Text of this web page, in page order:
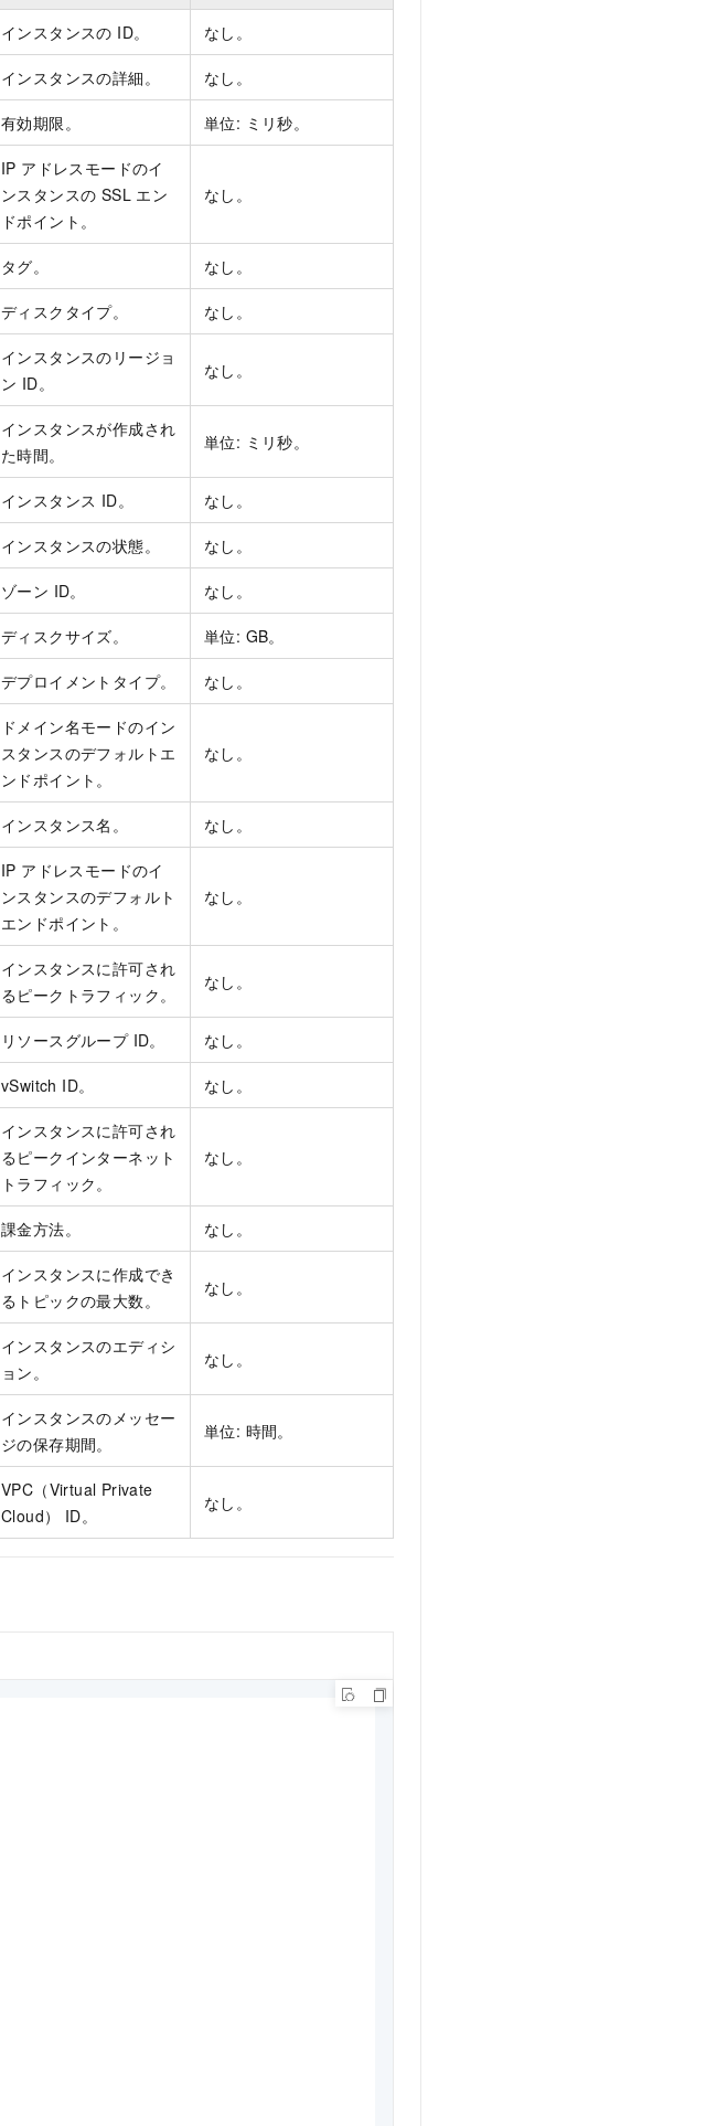
インスタンスの ID。 なし。
インスタンスの詳細。 なし。
有効期限。 単位: ミリ秒。
IP アドレスモードのイ
ンスタンスの SSL エン
ドポイント。
なし。
タグ。 なし。
ディスクタイプ。 なし。
インスタンスのリージョ
ン ID。
なし。
インスタンスが作成され
た時間。
単位: ミリ秒。
インスタンス ID。 なし。
インスタンスの状態。 なし。
ゾーン ID。 なし。
ディスクサイズ。 単位: GB。
デプロイメントタイプ。 なし。
ドメイン名モードのイン
スタンスのデフォルトエ
ンドポイント。
なし。
インスタンス名。 なし。
IP アドレスモードのイ
ンスタンスのデフォルト
エンドポイント。
なし。
インスタンスに許可され
るピークトラフィック。
なし。
リソースグループ ID。 なし。
vSwitch ID。 なし。
インスタンスに許可され
るピークインターネット
トラフィック。
なし。
課金方法。 なし。
インスタンスに作成でき
るトピックの最大数。
なし。
インスタンスのエディシ
ョン。
なし。
インスタンスのメッセー
ジの保存期間。
単位: 時間。
VPC（Virtual Private
Cloud） ID。
なし。